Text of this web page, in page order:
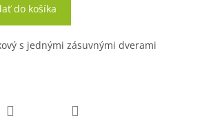
do košíka
s jednými zásuvnými dverami